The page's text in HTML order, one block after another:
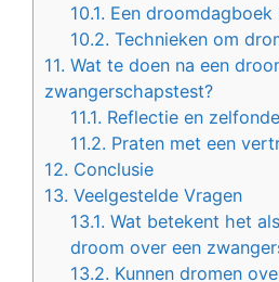
10.1. Een droomdagboek
10.2. Technieken om
11. Wat te doen na een
zwangerschapstest?
11.1. Reflectie en
11.2. Praten met een
12. Conclusie
13. Veelgestelde Vragen
13.1. Wat betekent het
droom over een
13.2. Kunnen dromen